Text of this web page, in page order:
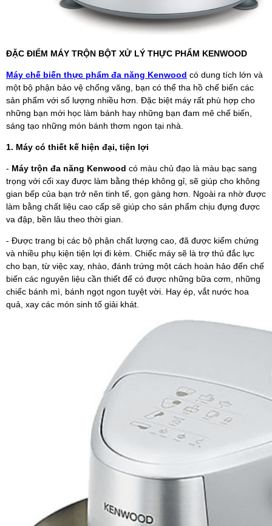
ĐẶC ĐIỂM MÁY TRỘN BỘT XỬ LÝ THỰC PHẨM KENWOOD
Máy chế biến thực phẩm đa năng Kenwood có dung tích lớn và
một bộ phận bảo vệ chống văng, bạn có thể tha hồ chế biến các
sản phẩm với số lượng nhiều hơn. Đặc biệt máy rất phù hợp cho
những bạn mới học làm bánh hay những bạn đam mê chế biến,
sáng tạo những món bánh thơm ngon tại nhà.
1. Máy có thiết kế hiện đại, tiện lợi
- Máy trộn đa năng Kenwood có màu chủ đạo là màu bạc sang
trọng với cối xay được làm bằng thép không gỉ, sẽ giúp cho không
gian bếp của bạn trở nên tinh tế, gọn gàng hơn. Ngoài ra nhờ được
làm bằng chất liệu cao cấp sẽ giúp cho sản phẩm chịu đựng được
va đập, bền lâu theo thời gian.
- Được trang bị các bộ phận chất lượng cao, đã được kiểm chứng
và nhiều phụ kiện tiện lợi đi kèm. Chiếc máy sẽ là trợ thủ đắc lực
cho bạn, từ việc xay, nhào, đánh trứng một cách hoàn hảo đến chế
biến các nguyên liệu cần thiết để có được những bữa cơm, những
chiếc bánh mì, bánh ngọt ngon tuyệt vời. Hay ép, vắt nước hoa
quả, xay các món sinh tố giải khát.